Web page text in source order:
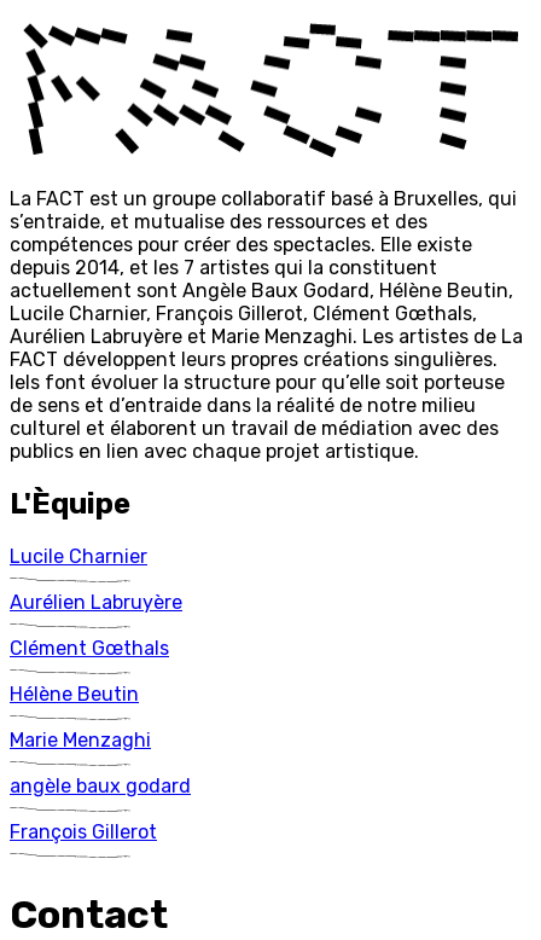
La FACT est un groupe collaboratif basé à Bruxelles, qui
s’entraide, et mutualise des ressources et des
compétences pour créer des spectacles. Elle existe
depuis 2014, et les 7 artistes qui la constituent
actuellement sont Angèle Baux Godard, Hélène Beutin,
Lucile Charnier, François Gillerot, Clément Gœthals,
Aurélien Labruyère et Marie Menzaghi. Les artistes de La
FACT développent leurs propres créations singulières.
Iels font évoluer la structure pour qu’elle soit porteuse
de sens et d’entraide dans la réalité de notre milieu
culturel et élaborent un travail de médiation avec des
publics en lien avec chaque projet artistique.
L'Èquipe
Lucile Charnier
Aurélien Labruyère
Clément Gœthals
Hélène Beutin
Marie Menzaghi
angèle baux godard
François Gillerot
Contact